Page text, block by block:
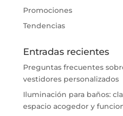
Promociones
Tendencias
Entradas recientes
Preguntas frecuentes
vestidores personalizados
Iluminación para baños:
espacio acogedor y